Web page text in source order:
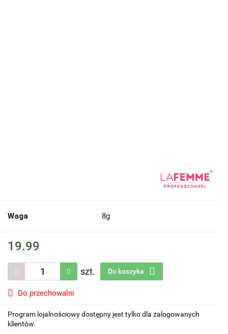
Waga 8g
19.99
szt. Do koszyka
Do przechowalni
Program lojalnościowy dostępny jest tylko dla zalogowanych
klientów.